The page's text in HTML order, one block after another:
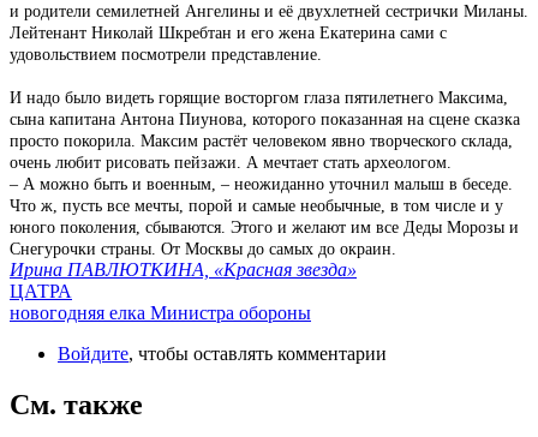
и родители семилетней Ангелины и её двухлетней сестрички Миланы.
Лейтенант Николай Шкребтан и его жена Екатерина сами с
удовольствием посмотрели представление.
И надо было видеть горящие восторгом глаза пятилетнего Максима,
сына капитана Антона Пиунова, которого показанная на сцене сказка
просто покорила. Максим растёт человеком явно творческого склада,
очень любит рисовать пейзажи. А мечтает стать археологом.
– А можно быть и военным, – неожиданно уточнил малыш в беседе.
Что ж, пусть все мечты, порой и самые необычные, в том числе и у
юного поколения, сбываются. Этого и желают им все Деды Морозы и
Снегурочки страны. От Москвы до самых до окраин.
Ирина ПАВЛЮТКИНА, «Красная звезда»
ЦАТРА
новогодняя елка Министра обороны
Войдите, чтобы оставлять комментарии
См. также